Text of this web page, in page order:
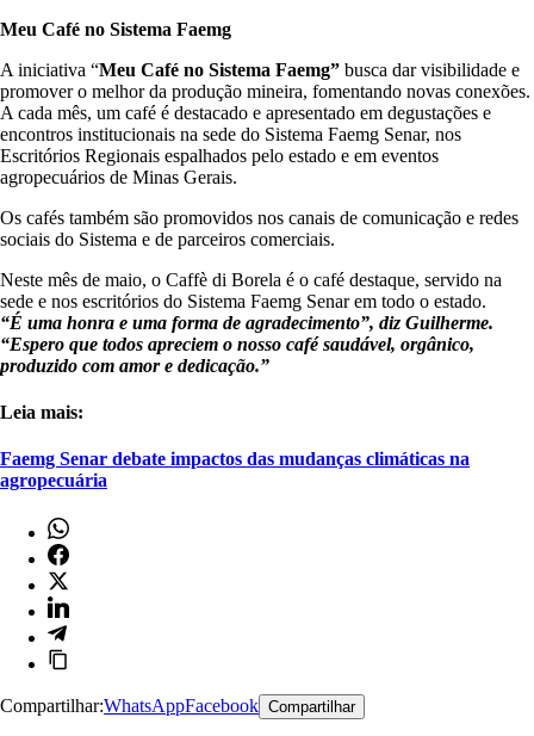
Meu Café no Sistema Faemg
A iniciativa “Meu Café no Sistema Faemg” busca dar visibilidade e
promover o melhor da produção mineira, fomentando novas conexões.
A cada mês, um café é destacado e apresentado em degustações e
encontros institucionais na sede do Sistema Faemg Senar, nos
Escritórios Regionais espalhados pelo estado e em eventos
agropecuários de Minas Gerais.
Os cafés também são promovidos nos canais de comunicação e redes
sociais do Sistema e de parceiros comerciais.
Neste mês de maio, o Caffè di Borela é o café destaque, servido na
sede e nos escritórios do Sistema Faemg Senar em todo o estado.
“É uma honra e uma forma de agradecimento”, diz Guilherme.
“Espero que todos apreciem o nosso café saudável, orgânico,
produzido com amor e dedicação.”
Leia mais:
Faemg Senar debate impactos das mudanças climáticas na
agropecuária
Compartilhar:WhatsAppFacebook Compartilhar